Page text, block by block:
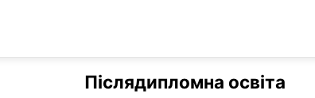
Післядипломна освіта